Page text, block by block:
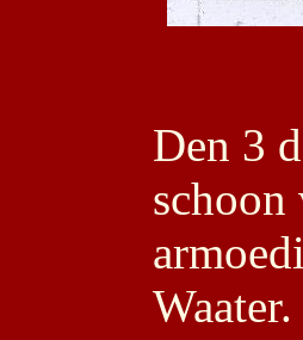
Den 3
schoon
Waater.